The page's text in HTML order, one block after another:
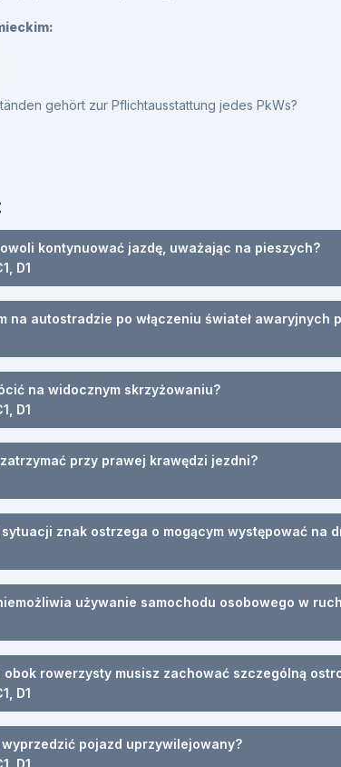
gehört zur Pflichtausstattung jedes PkWs?
kontynuować jazdę, uważając na pieszych?
D1
na autostradzie po włączeniu świateł awaryjnych
na widocznym skrzyżowaniu?
D1
przy prawej krawędzi jezdni?
znak ostrzega o mogącym występować na
używanie samochodu osobowego w
rowerzysty musisz zachować szczególną
D1
pojazd uprzywilejowany?
D1